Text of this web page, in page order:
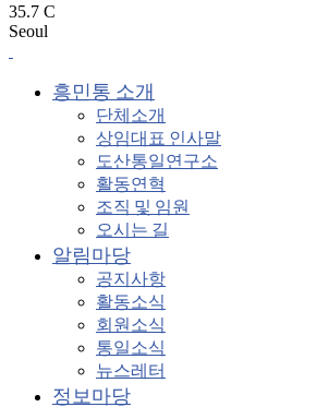
35.7 C
Seoul
흥민통 소개
단체소개
상임대표 인사말
도산통일연구소
활동연혁
조직 및 임원
오시는 길
알림마당
공지사항
활동소식
회원소식
통일소식
뉴스레터
정보마당